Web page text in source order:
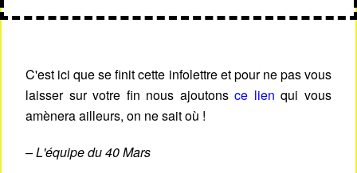
C'est ici que se finit cette infolettre et pour ne pas vous
laisser sur votre fin nous ajoutonsce lien qui vous
amènera ailleurs, on ne sait où !
– L'équipe du 40 Mars